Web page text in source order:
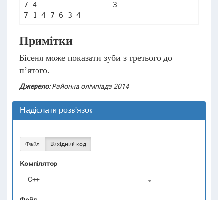
7 4
Примітки
Бісеня може показати зуби з третього до
п’ятого.
Джерело:Районна олімпіада 2014
Надіслати розв'язок
Файл Вихідний код
Компілятор
C++